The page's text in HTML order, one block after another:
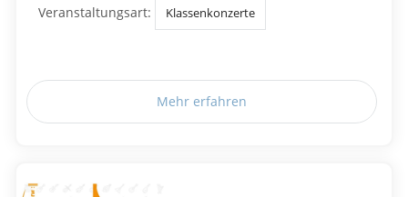
Veranstaltungsart: Klassenkonzerte
Mehr erfahren